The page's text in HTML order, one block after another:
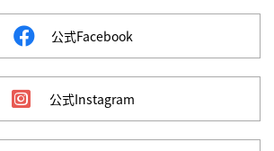
公式Facebook
公式Instagram